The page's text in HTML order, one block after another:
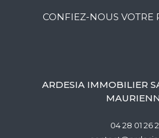
CONFIEZ-NOUS VOTRE
ARDESIA IMMOBILIER
04 28 01 26